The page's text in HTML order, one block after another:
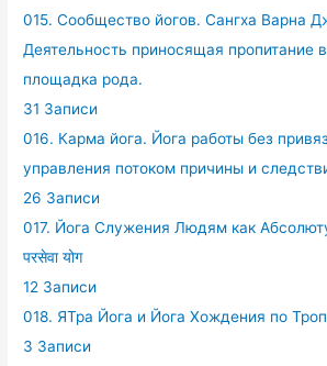
015. Сообщество йогов. Сангха Варна
Деятельность приносящая пропитание
площадка рода.
31 Записи
016. Карма йога. Йога работы без
управления потоком причины и
26 Записи
017. Йога Служения Людям как
परसेवा योग
12 Записи
018. ЯТра Йога и Йога Хождения по
3 Записи